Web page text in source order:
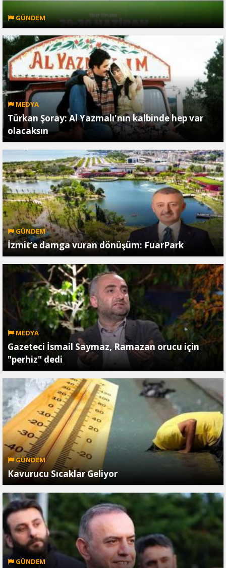
GÜNDEM
MEDYA
Türkan Şoray: Al Yazmalı'nın kalbinde hep var
olacaksın
GÜNDEM
İzmit’e damga vuran dönüşüm: FuarPark
MEDYA
Gazeteci İsmail Saymaz, Ramazan orucu için
"perhiz" dedi
GÜNDEM
Kavurucu Sıcaklar Geliyor
GÜNDEM